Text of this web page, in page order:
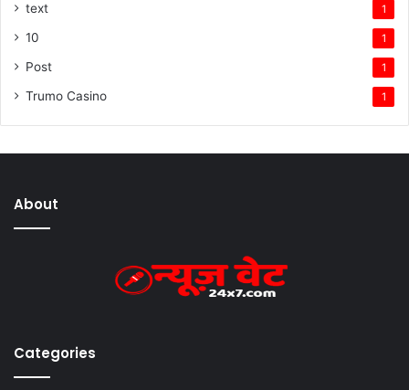
text 1
10 1
Post 1
Trumo Casino 1
About
Categories